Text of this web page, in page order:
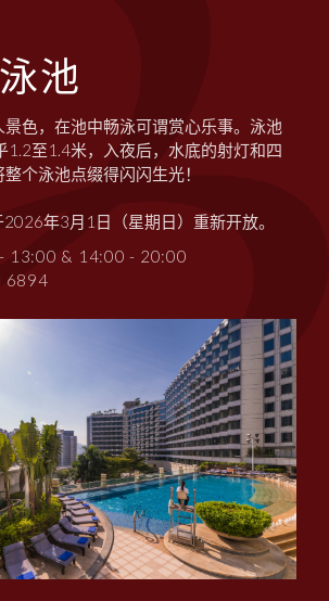
池
色，在池中畅泳可谓赏心乐事。泳池
1.2至1.4米，入夜后，水底的射灯和四
个泳池点缀得闪闪生光！
年3月1日（星期日）重新开放。
13:00 & 14:00 - 20:00
6894